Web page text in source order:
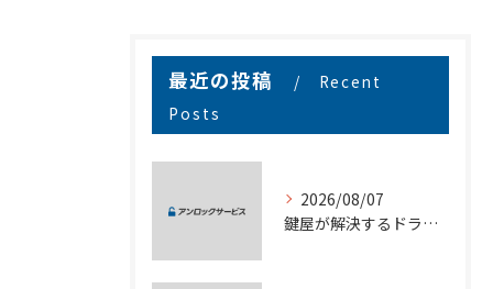
最近の投稿
Recent
Posts
2026/08/07
鍵屋が解決するドライブロックの安全な解除方法と費用や対応のポイント